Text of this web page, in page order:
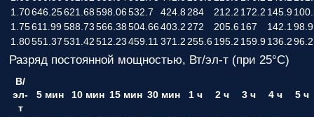
1.70646.25621.68598.06532.7 424.8 284 212.2 172.2 145.9
1.75611.99588.73566.38504.66403.2 272 205.6167 142.1 98.9
1.80551.37531.42512.23459.11 371.2 255.6195.2 159.9136.296.2
Разряд постоянной мощностью, Вт/эл-т (при 25°С)
В/
эл-
т
5 мин 10 мин 15 мин 30 мин 1 ч 2 ч 3 ч 4 ч 5 ч